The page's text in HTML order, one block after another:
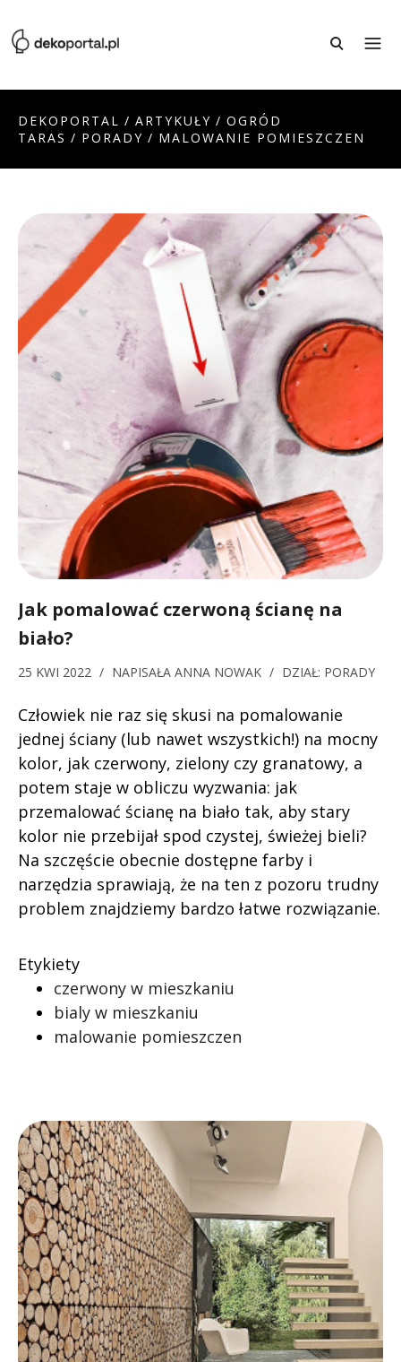
DEKOPORTAL / ARTYKUŁY / OGRÓD
TARAS / PORADY / MALOWANIE POMIESZCZEN
Jak pomalować czerwoną ścianę na
biało?
25 KWI 2022 / NAPISAŁA ANNA NOWAK / DZIAŁ: PORADY
Człowiek nie raz się skusi na pomalowanie
jednej ściany (lub nawet wszystkich!) na mocny
kolor, jak czerwony, zielony czy granatowy, a
potem staje w obliczu wyzwania: jak
przemalować ścianę na biało tak, aby stary
kolor nie przebijał spod czystej, świeżej bieli?
Na szczęście obecnie dostępne farby i
narzędzia sprawiają, że na ten z pozoru trudny
problem znajdziemy bardzo łatwe rozwiązanie.
Etykiety
czerwony w mieszkaniu
bialy w mieszkaniu
malowanie pomieszczen